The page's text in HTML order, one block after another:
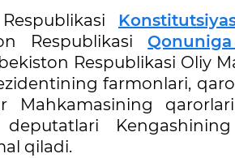
Respublikasi
Respublikasi Oliy
farmonlari,
Mahkamasining
qiladi.